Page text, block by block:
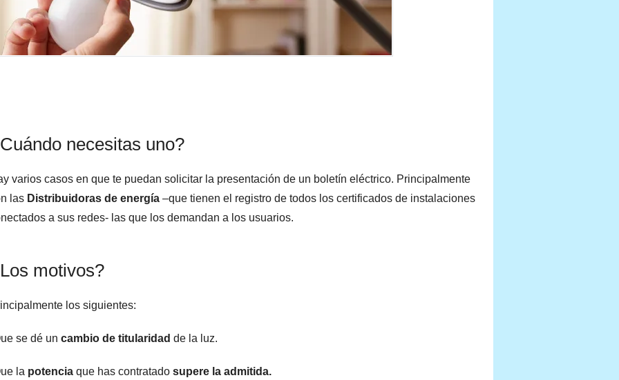
necesitas uno?
varios casos en que te puedan solicitar la presentación de un boletín eléctrico. Principalmente
las Distribuidoras de energía –que tienen el registro de todos los certificados de instalaciones
a sus redes- las que los demandan a los usuarios.
motivos?
los siguientes:
se dé un cambio de titularidad de la luz.
la potencia que has contratado supere la admitida.